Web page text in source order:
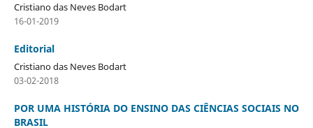
Cristiano das Neves Bodart
16-01-2019
Editorial
Cristiano das Neves Bodart
03-02-2018
POR UMA HISTÓRIA DO ENSINO DAS CIÊNCIAS SOCIAIS NO
BRASIL